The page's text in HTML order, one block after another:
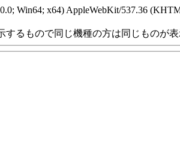
Win64; x64) AppleWebKit/537.36
るもので同じ機種の方は同じものが表